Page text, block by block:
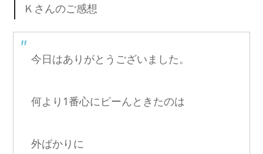
Ｋさんのご感想
今日はありがとうございました。
何より1番心にピーんときたのは
外ばかりに